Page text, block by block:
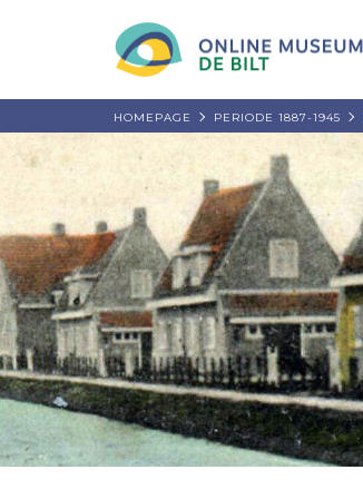
HOMEPAGE PERIODE 1887-1945